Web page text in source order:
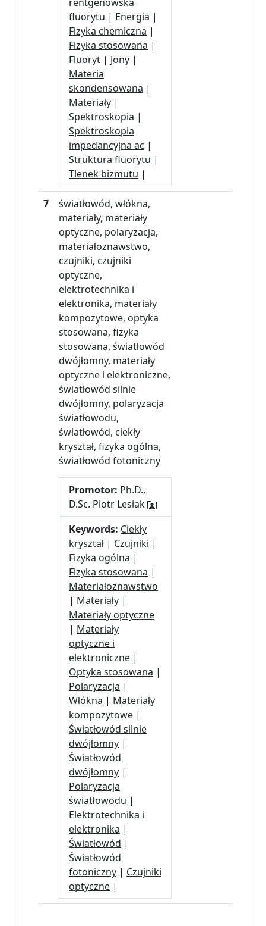
fluorytu | Energia |
Fizyka chemiczna |
Fizyka stosowana |
Fluoryt | Jony |
Materia
skondensowana |
Materiały |
Spektroskopia |
Spektroskopia
impedancyjna ac |
Struktura fluorytu |
Tlenek bizmutu |
7
światłowód, włókna,
materiały, materiały
optyczne, polaryzacja,
materiałoznawstwo,
czujniki, czujniki
optyczne,
elektrotechnika i
elektronika, materiały
kompozytowe, optyka
stosowana, fizyka
stosowana, światłowód
dwójłomny, materiały
optyczne i elektroniczne,
światłowód silnie
dwójłomny, polaryzacja
światłowodu,
światłowód, ciekły
kryształ, fizyka ogólna,
światłowód fotoniczny
Promotor: Ph.D.,
D.Sc. Piotr Lesiak
Keywords: Ciekły
kryształ | Czujniki |
Fizyka ogólna |
Fizyka stosowana |
Materiałoznawstwo
| Materiały |
Materiały optyczne
| Materiały
optyczne i
elektroniczne |
Optyka stosowana |
Polaryzacja |
Włókna | Materiały
kompozytowe |
Światłowód silnie
dwójłomny |
Światłowód
dwójłomny |
Polaryzacja
światłowodu |
Elektrotechnika i
elektronika |
Światłowód |
Światłowód
fotoniczny | Czujniki
optyczne |